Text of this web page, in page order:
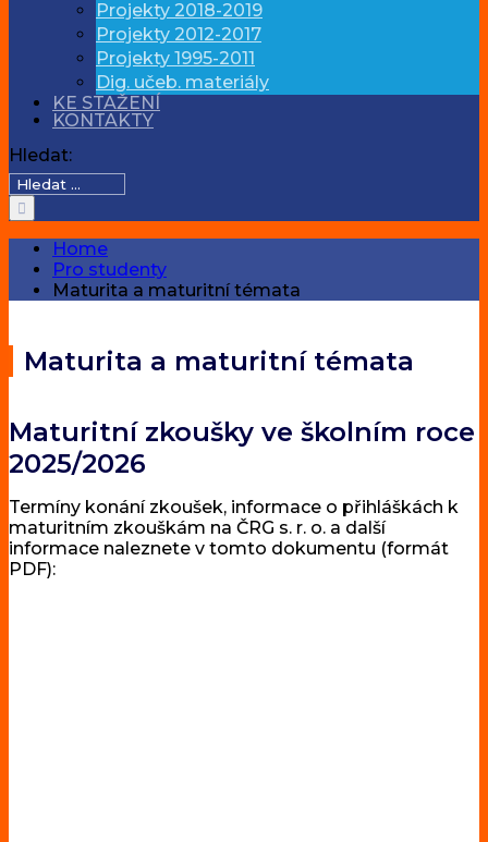
Projekty 2018-2019
Projekty 2012-2017
Projekty 1995-2011
Dig. učeb. materiály
KE STAŽENÍ
KONTAKTY
Hledat:
Home
Pro studenty
Maturita a maturitní témata
Maturita a maturitní témata
Maturitní zkoušky ve školním roce
2025/2026
Termíny konání zkoušek, informace o přihláškách k
maturitním zkouškám na ČRG s. r. o. a další
informace naleznete v tomto dokumentu (formát
PDF):